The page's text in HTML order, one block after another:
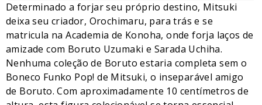
Determinado a forjar seu próprio destino, Mitsuki
deixa seu criador, Orochimaru, para trás e se
matricula na Academia de Konoha, onde forja laços de
amizade com Boruto Uzumaki e Sarada Uchiha.
Nenhuma coleção de Boruto estaria completa sem o
Boneco Funko Pop! de Mitsuki, o inseparável amigo
de Boruto. Com aproximadamente 10 centímetros de